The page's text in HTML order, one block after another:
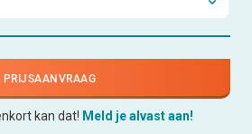
PRIJSAANVRAAG
kan dat! Meld je alvast aan!